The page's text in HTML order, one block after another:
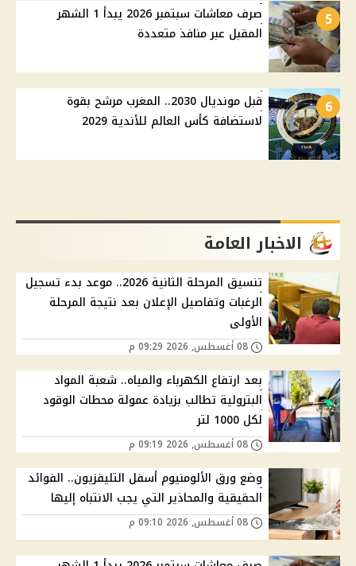
5
صرف معاشات سبتمبر 2026 يبدأ 1 الشهر
المقبل عبر منافذ متعددة
6
قبل مونديال 2030.. المغرب مرشح بقوة
لاستضافة كأس العالم للأندية 2029
الاخبار العامة
تنسيق المرحلة الثانية 2026.. موعد بدء تسجيل
الرغبات وتفاصيل الإعلان بعد نتيجة المرحلة
الأولى
بعد ارتفاع الكهرباء والمياه.. شعبة المواد
البترولية تطالب بزيادة عمولة محطات الوقود
لكل 1000 لتر
وضع ورق الألومنيوم أسفل التليفزيون.. الفوائد
الحقيقية والمحاذير التي يجب الانتباه إليها